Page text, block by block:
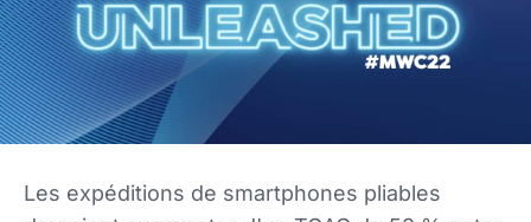
Les expéditions de smartphones pliables